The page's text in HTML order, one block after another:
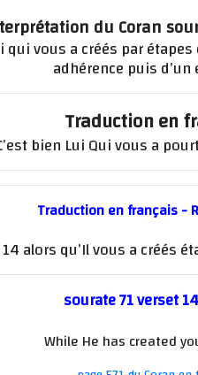
du Coran
qui vous a créés par
adhérence puis d’un
Traduction en
bien Lui Qui vous a
Traduction en français -
14 alors qu’Il vous a créés
sourate 71 verset
While He has created